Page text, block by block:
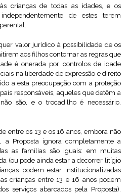
crianças de todas as idades, e os
de estes terem
valor jurídico à possibilidade de os
aos filhos contornar as regras que
é onerada por controlos de idade
na liberdade de expressão e direito
a esta preocupação com a proteção
responsáveis, aqueles que detêm a
são, e o trocadilho é necessário,
entre os 13 e os 16 anos, embora não
a Proposta ignora completamente a
as famílias são iguais: em muitas
(ou pode ainda estar a decorrer litígio
podem estar institucionalizadas
crianças entre 13 e 16 anos podem
serviços abarcados pela Proposta).